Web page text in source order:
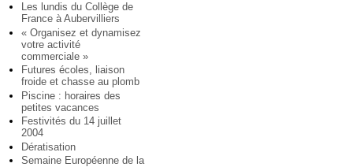
Les lundis du Collège de
France à Aubervilliers
« Organisez et dynamisez
votre activité
commerciale »
Futures écoles, liaison
froide et chasse au plomb
Piscine : horaires des
petites vacances
Festivités du 14 juillet
2004
Dératisation
Semaine Européenne de la